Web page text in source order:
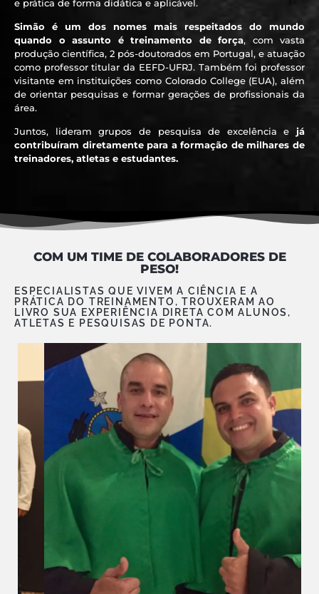
e prática de forma didática e aplicável.
Simão é um dos nomes mais respeitados do mundo
quando o assunto é treinamento de força, com vasta
produção científica, 2 pós-doutorados em Portugal, e atuação
como professor titular da EEFD-UFRJ. Também foi professor
visitante em instituições como Colorado College (EUA), além
de orientar pesquisas e formar gerações de profissionais da
área.
Juntos, lideram grupos de pesquisa de excelência e já
contribuíram diretamente para a formação de milhares de
treinadores, atletas e estudantes.
COM UM TIME DE COLABORADORES DE
PESO!
ESPECIALISTAS QUE VIVEM A CIÊNCIA E A
PRÁTICA DO TREINAMENTO, TROUXERAM AO
LIVRO SUA EXPERIÊNCIA DIRETA COM ALUNOS,
ATLETAS E PESQUISAS DE PONTA.